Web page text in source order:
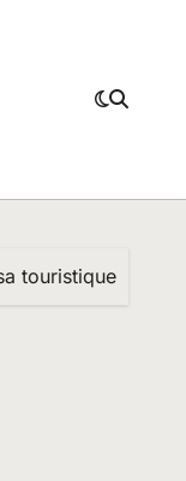
touristique